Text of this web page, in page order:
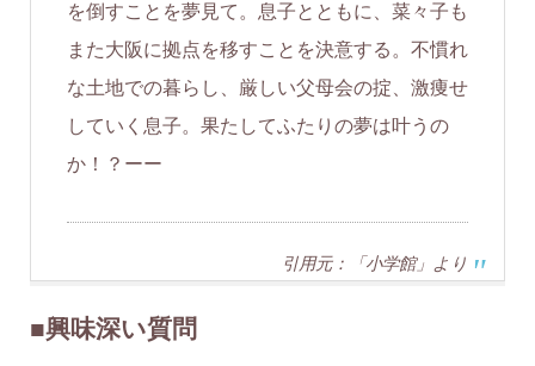
を倒すことを夢見て。息子とともに、菜々子も
また大阪に拠点を移すことを決意する。不慣れ
な土地での暮らし、厳しい父母会の掟、激痩せ
していく息子。果たしてふたりの夢は叶うの
か！？ーー
引用元：「小学館」より
■興味深い質問